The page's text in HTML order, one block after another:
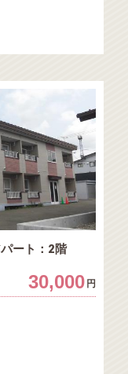
ート：2階
30,000 円